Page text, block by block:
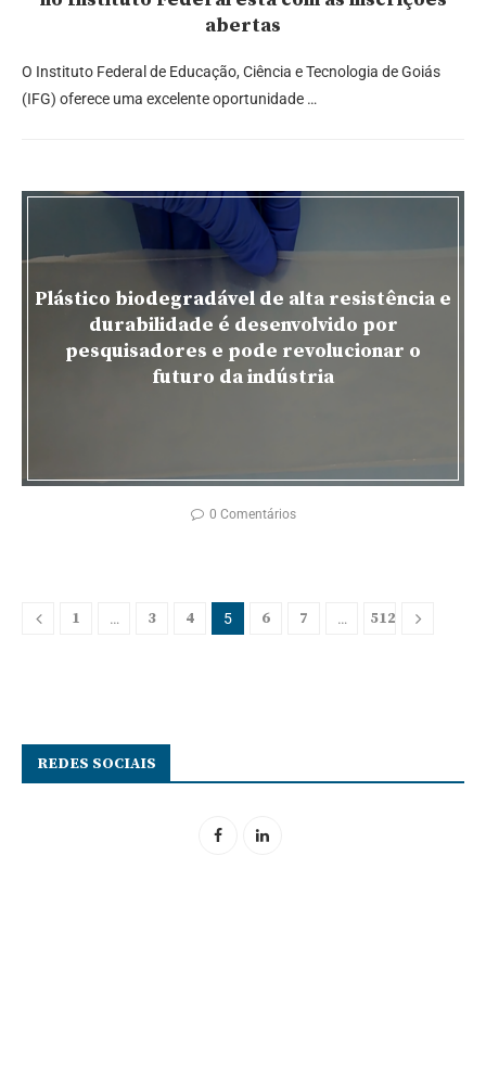
abertas
O Instituto Federal de Educação, Ciência e Tecnologia de Goiás
(IFG) oferece uma excelente oportunidade …
Plástico biodegradável de alta resistência e
durabilidade é desenvolvido por
pesquisadores e pode revolucionar o
futuro da indústria
0 Comentários
1 … 3 4 5 6 7 … 512
REDES SOCIAIS